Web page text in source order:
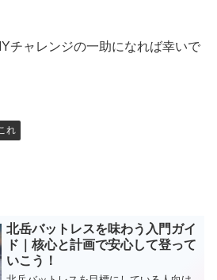
チャレンジの一助になれば幸いで
れ
北岳バットレスを味わう入門ガイ
ド｜核心と計画で安心して登って
いこう！